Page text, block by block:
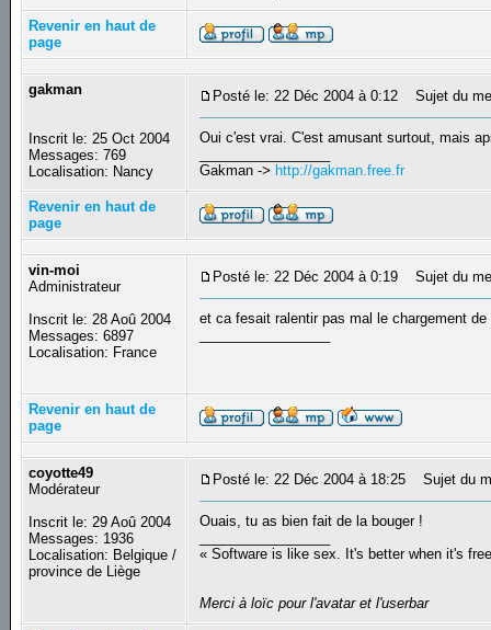
Revenir en haut de
page
gakman
Inscrit le: 25 Oct 2004
Messages: 769
Localisation: Nancy
Posté le: 22 Déc 2004 à 0:12 Sujet du
Oui c'est vrai. C'est amusant surtout, mais
Gakman -> http://gakman.free.fr
Revenir en haut de
page
vin-moi
Administrateur
Inscrit le: 28 Aoû 2004
Messages: 6897
Localisation: France
Posté le: 22 Déc 2004 à 0:19 Sujet du
et ca fesait ralentir pas mal le chargement de
Revenir en haut de
page
coyotte49
Modérateur
Inscrit le: 29 Aoû 2004
Messages: 1936
Localisation: Belgique /
province de Liège
Posté le: 22 Déc 2004 à 18:25 Sujet du
Ouais, tu as bien fait de la bouger !
« Software is like sex. It's better when it's
Merci à loïc pour l'avatar et l'userbar